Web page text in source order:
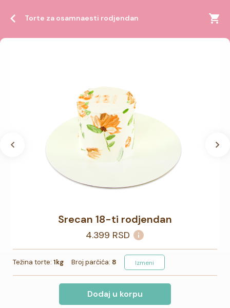
Torte za osamnaesti rodjendan
Srecan 18-ti rodjendan
4.399 RSD
Težina torte: 1kg Broj parčića: 8 Izmeni
Dodaj u korpu